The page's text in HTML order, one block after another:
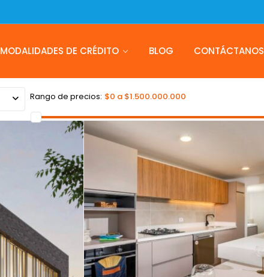
MODALIDADES DE CRÉDITO BLOG CONTÁCTANOS
Rango de precios: $0 a $1.500.000.000